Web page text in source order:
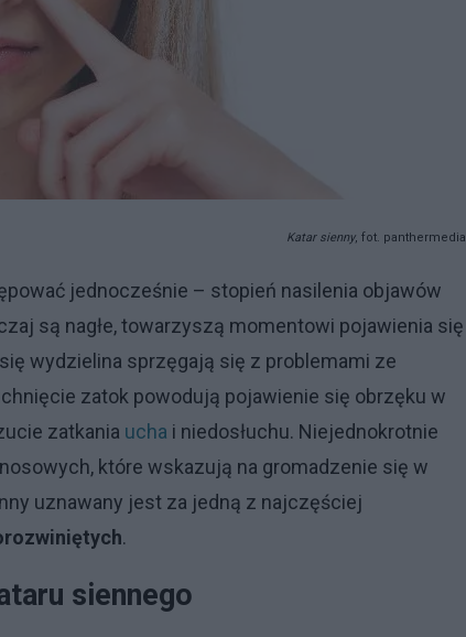
Katar sienny, fot. panthermedia
jednocześnie – stopień nasilenia objawów
są nagłe, towarzyszą momentowi pojawienia się
wydzielina sprzęgają się z problemami ze
zatok powodują pojawienie się obrzęku w
zatkania ucha i niedosłuchu. Niejednokrotnie
które wskazują na gromadzenie się w
uznawany jest za jedną z najczęściej
.
siennego